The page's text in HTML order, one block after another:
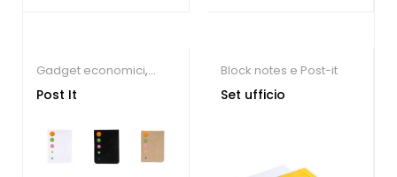
Gadget economici,
Block notes e Post-it
Post It
Block notes e Post-it
Set ufficio